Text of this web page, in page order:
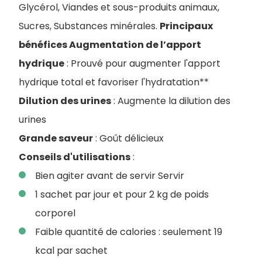
Glycérol, Viandes et sous-produits animaux,
Sucres, Substances minérales. Principaux
bénéfices Augmentation de l’apport
hydrique: Prouvé pour augmenter l'apport
hydrique total et favoriser l'hydratation**
Dilution des urines: Augmente la dilution des
urines
Grande saveur: Goût délicieux
Conseils d'utilisations:
Bien agiter avant de servir Servir
1 sachet par jour et pour 2 kg de poids
corporel
Faible quantité de calories : seulement 19
kcal par sachet